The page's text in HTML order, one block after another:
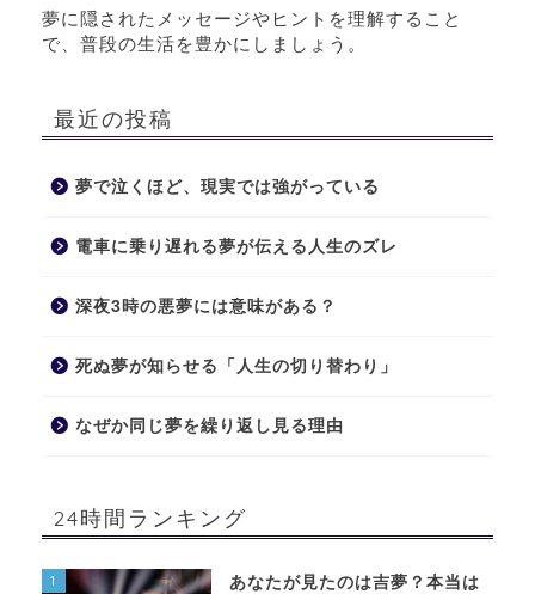
夢に隠されたメッセージやヒントを理解すること
で、普段の生活を豊かにしましょう。
最近の投稿
夢で泣くほど、現実では強がっている
電車に乗り遅れる夢が伝える人生のズレ
深夜3時の悪夢には意味がある？
死ぬ夢が知らせる「人生の切り替わり」
なぜか同じ夢を繰り返し見る理由
24時間ランキング
1
あなたが見たのは吉夢？本当は